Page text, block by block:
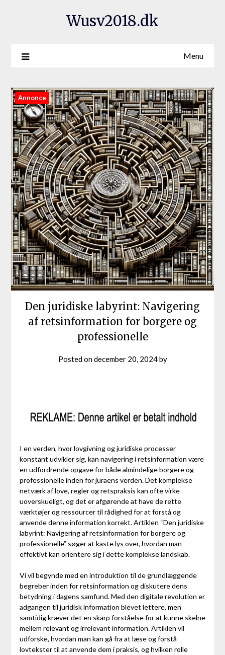
Wusv2018.dk
Menu
Annonce
Den juridiske labyrint: Navigering
af retsinformation for borgere og
professionelle
Posted ondecember 20, 2024by
I en verden, hvor lovgivning og juridiske processer
konstant udvikler sig, kan navigering i retsinformation være
en udfordrende opgave for både almindelige borgere og
professionelle inden for juraens verden. Det komplekse
netværk af love, regler og retspraksis kan ofte virke
uoverskueligt, og det er afgørende at have de rette
værktøjer og ressourcer til rådighed for at forstå og
anvende denne information korrekt. Artiklen “Den juridiske
labyrint: Navigering af retsinformation for borgere og
professionelle” søger at kaste lys over, hvordan man
effektivt kan orientere sig i dette komplekse landskab.
Vi vil begynde med en introduktion til de grundlæggende
begreber inden for retsinformation og diskutere dens
betydning i dagens samfund. Med den digitale revolution er
adgangen til juridisk information blevet lettere, men
samtidig kræver det en skarp forståelse for at kunne skelne
mellem relevant og irrelevant information. Artiklen vil
udforske, hvordan man kan gå fra at læse og forstå
lovtekster til at anvende dem i praksis, og hvilken rolle